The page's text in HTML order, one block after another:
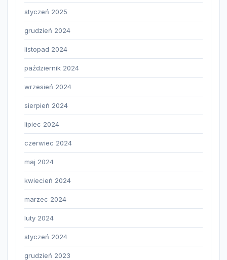
styczeń 2025
grudzień 2024
listopad 2024
październik 2024
wrzesień 2024
sierpień 2024
lipiec 2024
czerwiec 2024
maj 2024
kwiecień 2024
marzec 2024
luty 2024
styczeń 2024
grudzień 2023